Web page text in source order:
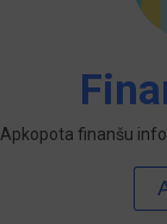
Apkopota finanšu